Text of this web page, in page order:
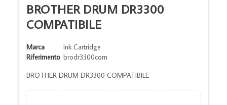
BROTHER DRUM DR3300
COMPATIBILE
Marca
Ink Cartridge
Riferimento brodr3300com
BROTHER DRUM DR3300 COMPATIBILE